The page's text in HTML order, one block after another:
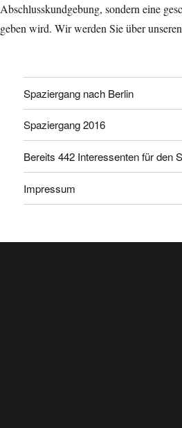
Abschlusskundgebung, sondern eine
geben wird. Wir werden Sie über
Spaziergang nach Berlin
Spaziergang 2016
Bereits 442 Interessenten für den
Impressum